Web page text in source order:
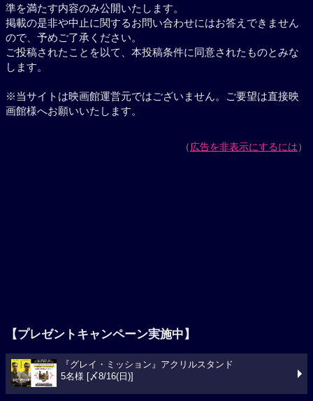
準を満たす内容のみ公開いたします。
掲載の是非や中止に関するお問い合わせにはお答えできません
ので、予めご了承ください。
ご投稿されたことを以て、本投稿条件に同意されたものとみな
します。
※当サイトは映画館運営元ではございません。ご要望は直接映
画館様へお願いいたします。
（広告を非表示にするには）
【プレゼントキャンペーン実施中】
『グレイ・ミッション』アクリルスタンド
5名様 [〆8/16(日)]